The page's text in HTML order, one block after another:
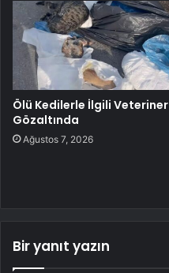
Ölü Kedilerle İlgili Veteriner
Gözaltında
Ağustos 7, 2026
Bir yanıt yazın